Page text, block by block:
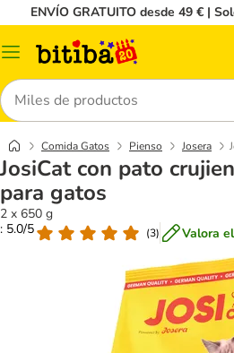
ENVÍO GRATUITO desde 49 € |
Menú
Buscar
Comida Gatos Pienso Josera
JosiCat con pato
para gatos
2 x 650 g
: 5.0/5
(3) Valora